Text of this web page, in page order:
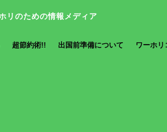
超節約術!! 出国前準備について ワーホリ